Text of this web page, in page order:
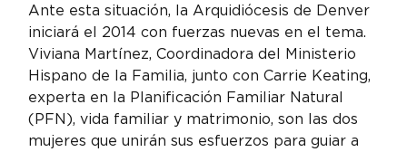
Ante esta situación, la Arquidiócesis de Denver
iniciará el 2014 con fuerzas nuevas en el tema.
Viviana Martínez, Coordinadora del Ministerio
Hispano de la Familia, junto con Carrie Keating,
experta en la Planificación Familiar Natural
(PFN), vida familiar y matrimonio, son las dos
mujeres que unirán sus esfuerzos para guiar a